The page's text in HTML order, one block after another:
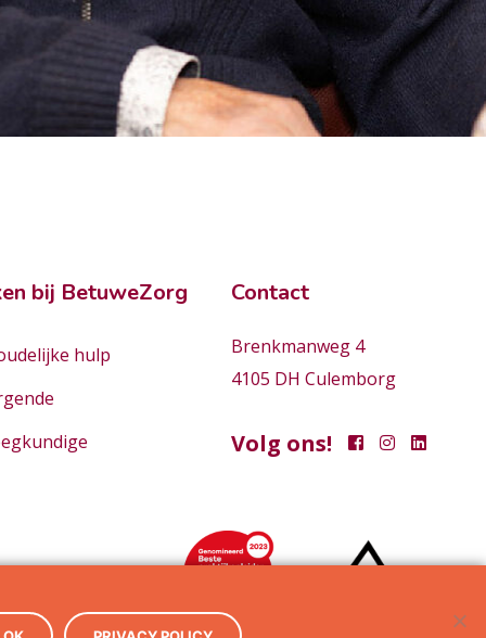
bij BetuweZorg
hulp
Contact
Brenkmanweg 4
4105 DH Culemborg
Volg ons!